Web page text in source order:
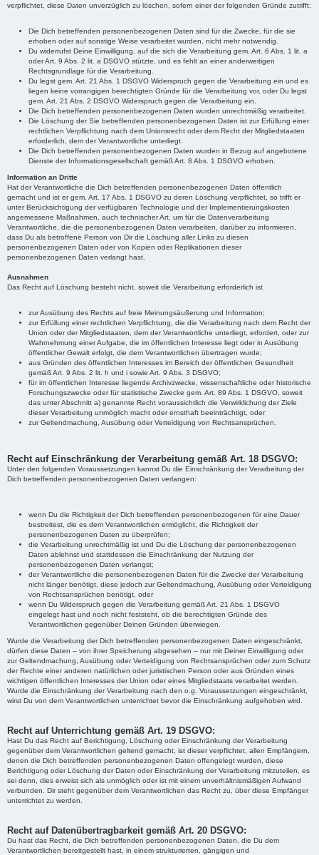
verpflichtet, diese Daten unverzüglich zu löschen, sofern einer der folgenden Gründe zutrifft:
Die Dich betreffenden personenbezogenen Daten sind für die Zwecke, für die sie
erhoben oder auf sonstige Weise verarbeitet wurden, nicht mehr notwendig.
Du widerrufst Deine Einwilligung, auf die sich die Verarbeitung gem. Art. 6 Abs. 1 lit. a
oder Art. 9 Abs. 2 lit. a DSGVO stützte, und es fehlt an einer anderweitigen
Rechtsgrundlage für die Verarbeitung.
Du legst gem. Art. 21 Abs. 1 DSGVO Widerspruch gegen die Verarbeitung ein und es
liegen keine vorrangigen berechtigten Gründe für die Verarbeitung vor, oder Du legst
gem. Art. 21 Abs. 2 DSGVO Widerspruch gegen die Verarbeitung ein.
Die Dich betreffenden personenbezogenen Daten wurden unrechtmäßig verarbeitet.
Die Löschung der Sie betreffenden personenbezogenen Daten ist zur Erfüllung einer
rechtlichen Verpflichtung nach dem Unionsrecht oder dem Recht der Mitgliedstaaten
erforderlich, dem der Verantwortliche unterliegt.
Die Dich betreffenden personenbezogenen Daten wurden in Bezug auf angebotene
Dienste der Informationsgesellschaft gemäß Art. 8 Abs. 1 DSGVO erhoben.
Information an Dritte
Hat der Verantwortliche die Dich betreffenden personenbezogenen Daten öffentlich
gemacht und ist er gem. Art. 17 Abs. 1 DSGVO zu deren Löschung verpflichtet, so trifft er
unter Berücksichtigung der verfügbaren Technologie und der Implementierungskosten
angemessene Maßnahmen, auch technischer Art, um für die Datenverarbeitung
Verantwortliche, die die personenbezogenen Daten verarbeiten, darüber zu informieren,
dass Du als betroffene Person von Dir die Löschung aller Links zu diesen
personenbezogenen Daten oder von Kopien oder Replikationen dieser
personenbezogenen Daten verlangt hast.
Ausnahmen
Das Recht auf Löschung besteht nicht, soweit die Verarbeitung erforderlich ist
zur Ausübung des Rechts auf freie Meinungsäußerung und Information;
zur Erfüllung einer rechtlichen Verpflichtung, die die Verarbeitung nach dem Recht der
Union oder der Mitgliedstaaten, dem der Verantwortliche unterliegt, erfordert, oder zur
Wahrnehmung einer Aufgabe, die im öffentlichen Interesse liegt oder in Ausübung
öffentlicher Gewalt erfolgt, die dem Verantwortlichen übertragen wurde;
aus Gründen des öffentlichen Interesses im Bereich der öffentlichen Gesundheit
gemäß Art. 9 Abs. 2 lit. h und i sowie Art. 9 Abs. 3 DSGVO;
für im öffentlichen Interesse liegende Archivzwecke, wissenschaftliche oder historische
Forschungszwecke oder für statistische Zwecke gem. Art. 89 Abs. 1 DSGVO, soweit
das unter Abschnitt a) genannte Recht voraussichtlich die Verwirklichung der Ziele
dieser Verarbeitung unmöglich macht oder ernsthaft beeinträchtigt, oder
zur Geltendmachung, Ausübung oder Verteidigung von Rechtsansprüchen.
Recht auf Einschränkung der Verarbeitung gemäß Art. 18 DSGVO:
Unter den folgenden Voraussetzungen kannst Du die Einschränkung der Verarbeitung der
Dich betreffenden personenbezogenen Daten verlangen:
wenn Du die Richtigkeit der Dich betreffenden personenbezogenen für eine Dauer
bestreitest, die es dem Verantwortlichen ermöglicht, die Richtigkeit der
personenbezogenen Daten zu überprüfen;
die Verarbeitung unrechtmäßig ist und Du die Löschung der personenbezogenen
Daten ablehnst und stattdessen die Einschränkung der Nutzung der
personenbezogenen Daten verlangst;
der Verantwortliche die personenbezogenen Daten für die Zwecke der Verarbeitung
nicht länger benötigt, diese jedoch zur Geltendmachung, Ausübung oder Verteidigung
von Rechtsansprüchen benötigt, oder
wenn Du Widerspruch gegen die Verarbeitung gemäß Art. 21 Abs. 1 DSGVO
eingelegt hast und noch nicht feststeht, ob die berechtigten Gründe des
Verantwortlichen gegenüber Deinen Gründen überwiegen.
Wurde die Verarbeitung der Dich betreffenden personenbezogenen Daten eingeschränkt,
dürfen diese Daten – von ihrer Speicherung abgesehen – nur mit Deiner Einwilligung oder
zur Geltendmachung, Ausübung oder Verteidigung von Rechtsansprüchen oder zum Schutz
der Rechte einer anderen natürlichen oder juristischen Person oder aus Gründen eines
wichtigen öffentlichen Interesses der Union oder eines Mitgliedstaats verarbeitet werden.
Wurde die Einschränkung der Verarbeitung nach den o.g. Voraussetzungen eingeschränkt,
wirst Du von dem Verantwortlichen unterrichtet bevor die Einschränkung aufgehoben wird.
Recht auf Unterrichtung gemäß Art. 19 DSGVO:
Hast Du das Recht auf Berichtigung, Löschung oder Einschränkung der Verarbeitung
gegenüber dem Verantwortlichen geltend gemacht, ist dieser verpflichtet, allen Empfängern,
denen die Dich betreffenden personenbezogenen Daten offengelegt wurden, diese
Berichtigung oder Löschung der Daten oder Einschränkung der Verarbeitung mitzuteilen, es
sei denn, dies erweist sich als unmöglich oder ist mit einem unverhältnismäßigen Aufwand
verbunden. Dir steht gegenüber dem Verantwortlichen das Recht zu, über diese Empfänger
unterrichtet zu werden.
Recht auf Datenübertragbarkeit gemäß Art. 20 DSGVO:
Du hast das Recht, die Dich betreffenden personenbezogenen Daten, die Du dem
Verantwortlichen bereitgestellt hast, in einem strukturierten, gängigen und